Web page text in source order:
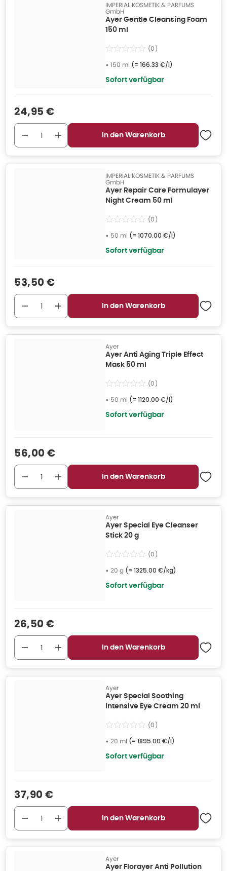
IMPERIAL KOSMETIK & PARFUMS
GmbH
Ayer Gentle Cleansing Foam
150 ml
(0)
• 150 ml (= 166.33 €/l)
Sofort verfügbar
Verkaufspreis
24,95 €
In den Warenkorb
IMPERIAL KOSMETIK & PARFUMS
GmbH
Ayer Repair Care Formulayer
Night Cream 50 ml
(0)
• 50 ml (= 1070.00 €/l)
Sofort verfügbar
Verkaufspreis
53,50 €
In den Warenkorb
Ayer
Ayer Anti Aging Triple Effect
Mask 50 ml
(0)
• 50 ml (= 1120.00 €/l)
Sofort verfügbar
Verkaufspreis
56,00 €
In den Warenkorb
Ayer
Ayer Special Eye Cleanser
Stick 20 g
(0)
• 20 g (= 1325.00 €/kg)
Sofort verfügbar
Verkaufspreis
26,50 €
In den Warenkorb
Ayer
Ayer Special Soothing
Intensive Eye Cream 20 ml
(0)
• 20 ml (= 1895.00 €/l)
Sofort verfügbar
Verkaufspreis
37,90 €
In den Warenkorb
Ayer
Ayer Florayer Anti Pollution